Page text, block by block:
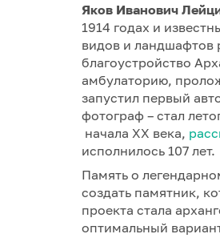
Яков Иванович
1914 годах и
видов и ландшафтов
благоустройство
амбулаторию,
запустил первый
фотограф – стал
начала ХХ века,
исполнилось 107 лет.
Память о
создать памятник,
проекта стала
оптимальный